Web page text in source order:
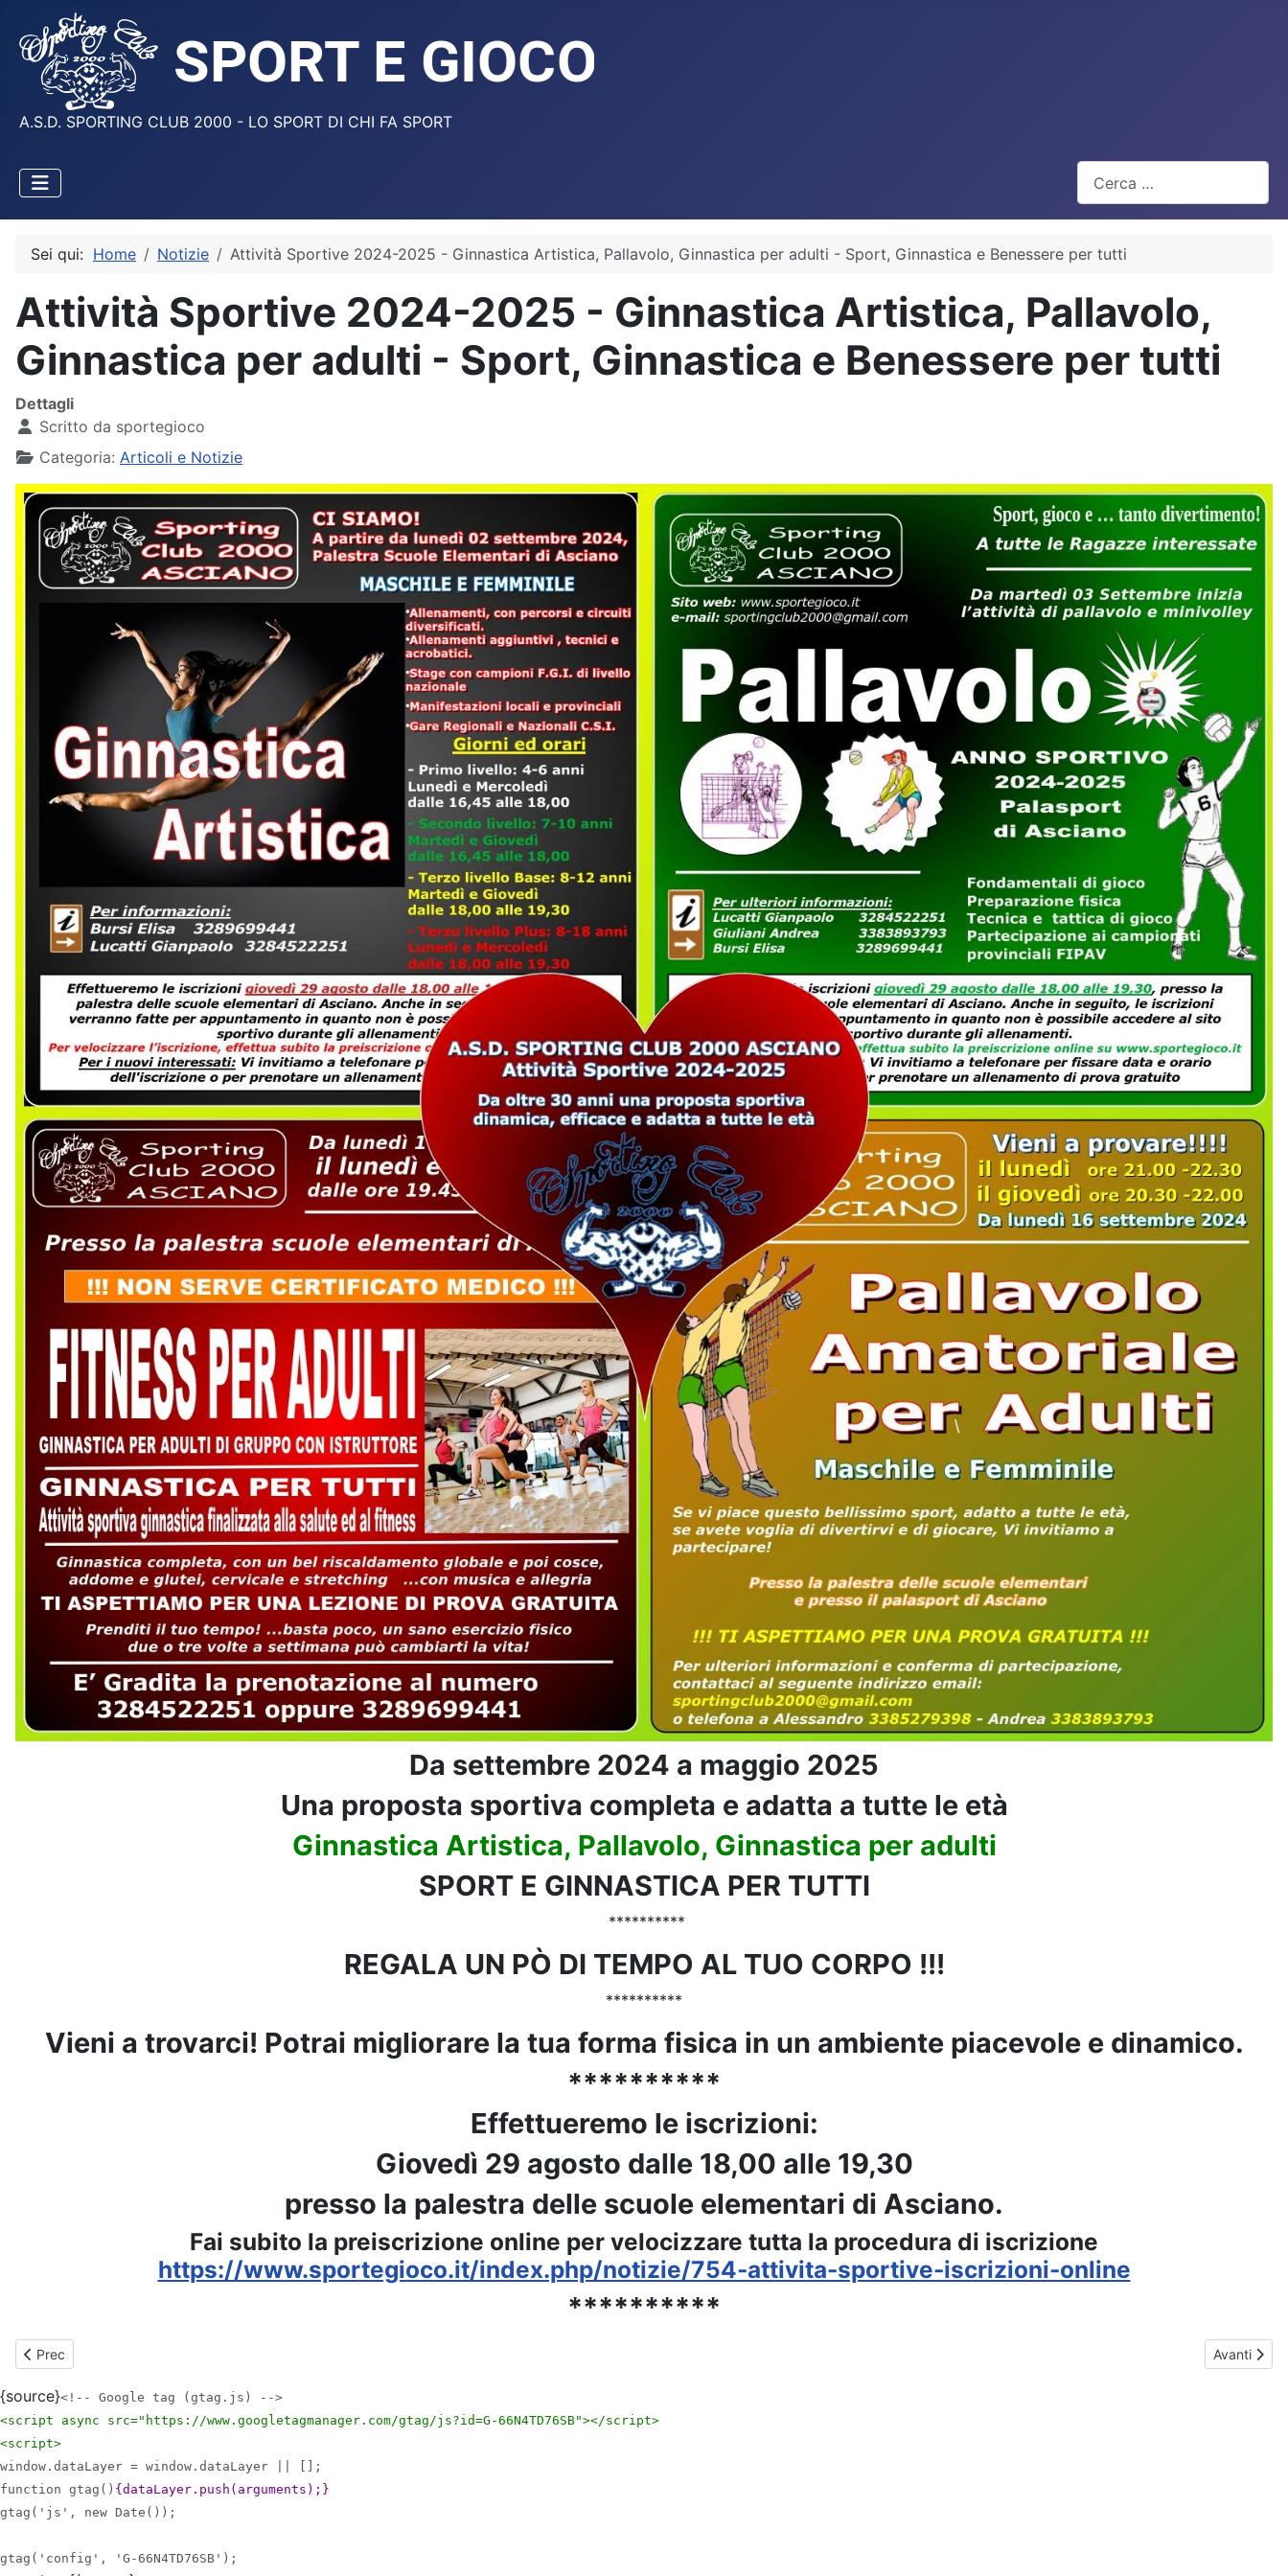
A.S.D. SPORTING CLUB 2000 - LO SPORT DI CHI FA SPORT
Sei qui: Home Notizie Attività Sportive 2024-2025 - Ginnastica Artistica, Pallavolo, Ginnastica per adulti - Sport, Ginnastica e Benessere per tutti
Attività Sportive 2024-2025 - Ginnastica Artistica, Pallavolo,
Ginnastica per adulti - Sport, Ginnastica e Benessere per tutti
Dettagli
Scritto da sportegioco
Categoria: Articoli e Notizie
Da settembre 2024 a maggio 2025
Una proposta sportiva completa e adatta a tutte le età
Ginnastica Artistica, Pallavolo, Ginnastica per adulti
SPORT E GINNASTICA PER TUTTI
**********
REGALA UN PÒ DI TEMPO AL TUO CORPO !!!
**********
Vieni a trovarci! Potrai migliorare la tua forma fisica in un ambiente piacevole e dinamico.
**********
Effettueremo le iscrizioni:
Giovedì 29 agosto dalle 18,00 alle 19,30
presso la palestra delle scuole elementari di Asciano.
Fai subito la preiscrizione online per velocizzare tutta la procedura di iscrizione
https://www.sportegioco.it/index.php/notizie/754-attivita-sportive-iscrizioni-online
**********
Articolo precedente: Anno 2024-2025 - GINNASTICA ARTISTICA - Le nostre atlete volano alle nazionali a Lignano Sabbiadoro!!! Forza ragazze!!!
Prec Articolo
Avanti
{source}<!-- Google tag (gtag.js) -->
<script async src="https://www.googletagmanager.com/gtag/js?id=G-66N4TD76SB"></script>
<script>
window.dataLayer = window.dataLayer || [];
function gtag() {dataLayer.push(arguments);}
gtag('js', new Date());
gtag('config', 'G-66N4TD76SB');